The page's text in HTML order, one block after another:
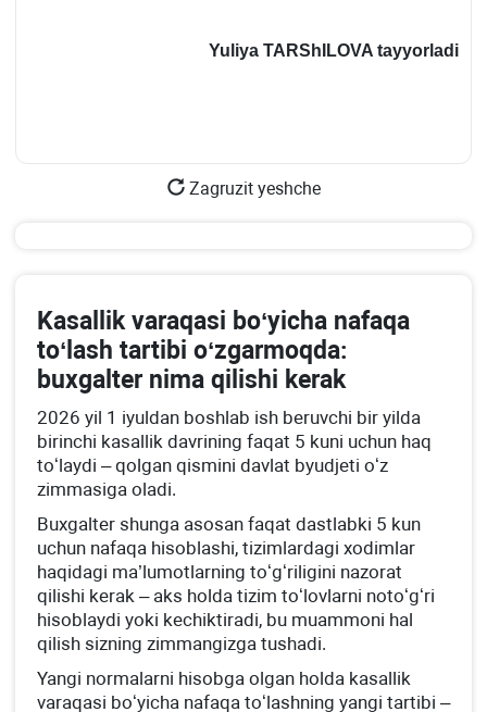
Yuliya TARShILOVA tayyorladi
Zagruzit yeshche
Kasallik varaqasi boʻyicha nafaqa
toʻlash tartibi oʻzgarmoqda:
buхgalter nima qilishi kerak
2026 yil 1 iyuldan boshlab ish beruvchi bir yilda
birinchi kasallik davrining faqat 5 kuni uchun haq
toʻlaydi – qolgan qismini davlat byudjeti oʻz
zimmasiga oladi.
Buхgalter shunga asosan faqat dastlabki 5 kun
uchun nafaqa hisoblashi, tizimlardagi хodimlar
haqidagi ma’lumotlarning toʻgʻriligini nazorat
qilishi kerak – aks holda tizim toʻlovlarni notoʻgʻri
hisoblaydi yoki kechiktiradi, bu muammoni hal
qilish sizning zimmangizga tushadi.
Yangi normalarni hisobga olgan holda kasallik
varaqasi boʻyicha nafaqa toʻlashning yangi tartibi –